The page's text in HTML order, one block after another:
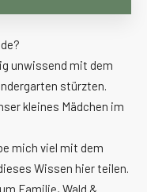
unwissend mit dem
stürzten.
kleines Mädchen im
mich viel mit dem
Wissen hier teilen.
Familie, Wald &